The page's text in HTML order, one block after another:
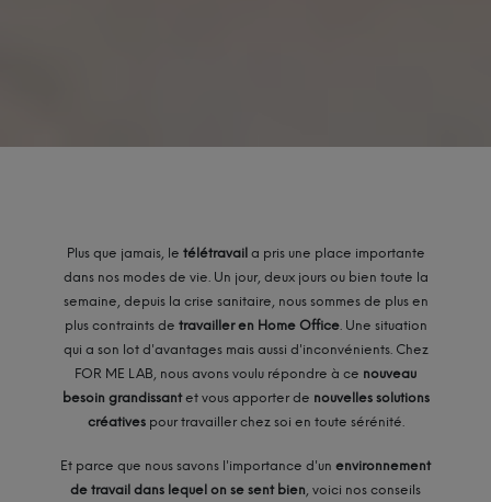
Plus que jamais, le télétravaila pris une place importante
dans nos modes de vie. Un jour, deux jours ou bien toute la
semaine, depuis la crise sanitaire, nous sommes de plus en
plus contraints de travailler en Home Office. Une situation
qui a son lot d'avantages mais aussi d'inconvénients. Chez
FOR ME LAB, nous avons voulu répondre à ce nouveau
besoin grandissantet vous apporter de nouvelles solutions
créativespour travailler chez soi en toute sérénité.
Et parce que nous savons l'importance d'un environnement
de travail dans lequel on se sent bien, voici nos conseils